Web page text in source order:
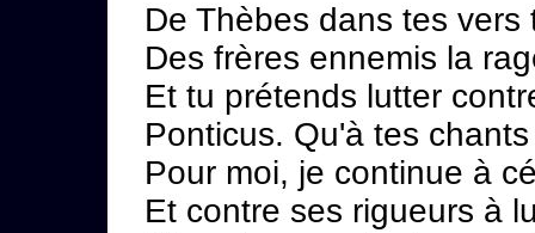
De Thèbes dans tes
Des frères ennemis la
Et tu prétends lutter
Ponticus. Qu'à tes
Pour moi, je continue à
Et contre ses rigueurs à